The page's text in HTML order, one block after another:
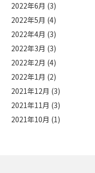
2022年6月 (3)
2022年5月 (4)
2022年4月 (3)
2022年3月 (3)
2022年2月 (4)
2022年1月 (2)
2021年12月 (3)
2021年11月 (3)
2021年10月 (1)